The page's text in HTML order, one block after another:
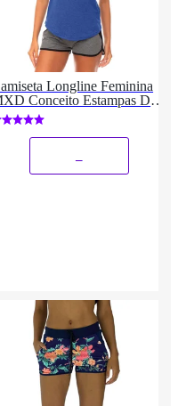
Longline Feminina
Conceito Estampas Dia
Treino Fitness